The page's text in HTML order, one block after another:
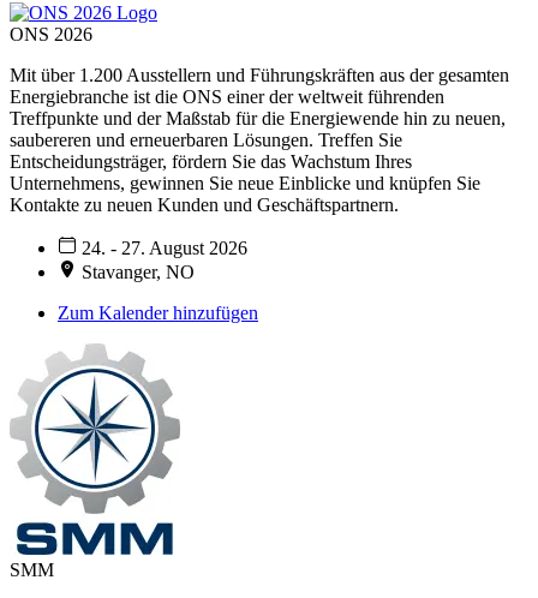
ONS 2026
Mit über 1.200 Ausstellern und Führungskräften aus der gesamten
Energiebranche ist die ONS einer der weltweit führenden
Treffpunkte und der Maßstab für die Energiewende hin zu neuen,
saubereren und erneuerbaren Lösungen. Treffen Sie
Entscheidungsträger, fördern Sie das Wachstum Ihres
Unternehmens, gewinnen Sie neue Einblicke und knüpfen Sie
Kontakte zu neuen Kunden und Geschäftspartnern.
24. - 27. August 2026
Stavanger, NO
Zum Kalender hinzufügen
SMM